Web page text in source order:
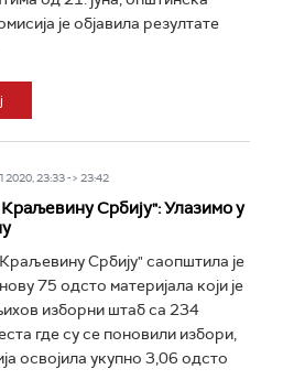
је објавила резултате
23:33 -> 23:42
Србију": Улазимо у
Србију" саопштила је
75 одсто материјала који је
изборни штаб са 234
где су се поновили избори,
освојила укупно 3,06 одсто